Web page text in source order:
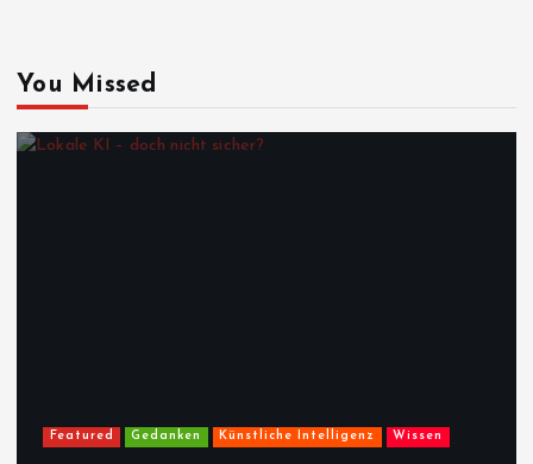
You Missed
Featured Gedanken Künstliche Intelligenz Wissen